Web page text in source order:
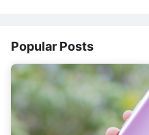
Popular Posts